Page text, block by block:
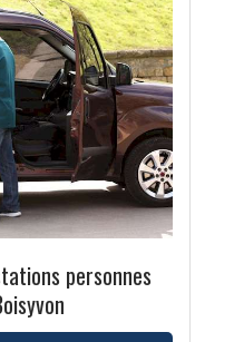
personnes